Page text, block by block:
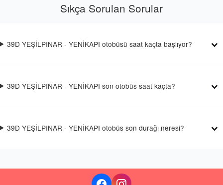
Sıkça Sorulan Sorular
39D YEŞİLPINAR - YENİKAPI otobüsü saat kaçta başlıyor?
39D YEŞİLPINAR - YENİKAPI son otobüs saat kaçta?
39D YEŞİLPINAR - YENİKAPI otobüs son durağı neresi?